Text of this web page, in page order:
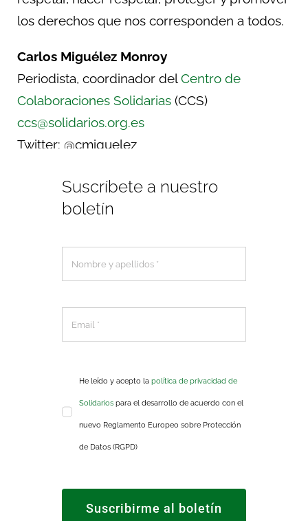
los derechos que nos corresponden a todos.
Carlos Miguélez Monroy
Periodista, coordinador delCentro de
Colaboraciones Solidarias (CCS)
ccs@solidarios.org.es
Twitter: @cmiguelez
Suscríbete a nuestro
boletín
He leído y acepto lapolítica de privacidad de
Solidarios para el desarrollo de acuerdo con el
nuevo Reglamento Europeo sobre Protección
de Datos (RGPD)
Suscribirme al boletín